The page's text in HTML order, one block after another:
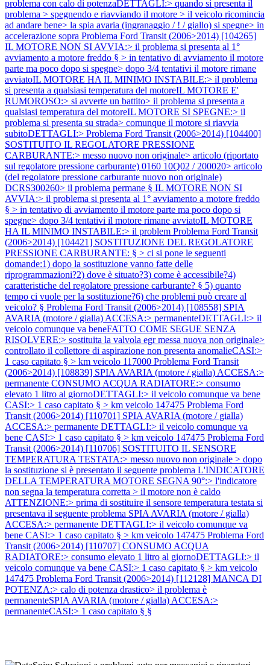
problema con calo di potenzaDETTAGLI:> quando si presenta il
problema > spegnendo e riavviando il motore > il veicolo ricomincia
ad andare bene> la spia avaria (ingranaggio / ! / giallo) si spegne> in
accelerazione sopra Problema Ford Transit (2006>2014) [104265]
IL MOTORE NON SI AVVIA:> il problema si presenta al 1°
avviamento a motore freddo § > in tentativo di avviamento il motore
parte ma poco dopo si spegne> dopo 3/4 tentativi il motore rimane
avviatoIL MOTORE HA IL MINIMO INSTABILE:> il problema
si presenta a qualsiasi temperatura del motoreIL MOTORE E'
RUMOROSO:> si avverte un battito> il problema si presenta a
qualsiasi temperatura del motoreIL MOTORE SI SPEGNE:> il
problema si presenta su strada> comunque il motore si riavvia
subitoDETTAGLI:> Problema Ford Transit (2006>2014) [104400]
SOSTITUITO IL REGOLATORE PRESSIONE
CARBURANTE:> messo nuovo non originale> articolo (riportato
sul regolatore pressione carburante) 0160 10Q02 / 200020> articolo
(del regolatore pressione carburante nuovo non originale)
DCRS300260> il problema permane § IL MOTORE NON SI
AVVIA:> il problema si presenta al 1° avviamento a motore freddo
§ > in tentativo di avviamento il motore parte ma poco dopo si
spegne> dopo 3/4 tentativi il motore rimane avviatoIL MOTORE
HA IL MINIMO INSTABILE:> il problem Problema Ford Transit
(2006>2014) [104421] SOSTITUZIONE DEL REGOLATORE
PRESSIONE CARBURANTE: § > ci si pone le seguenti
domande:1) dopo la sostituzione vanno fatte delle
riprogrammazioni?2) dove è situato?3) come è accessibile?4)
caratteristiche del regolatore pressione carburante? § 5) quanto
tempo ci vuole per la sostituzione?6) che problemi può creare al
veicolo? § Problema Ford Transit (2006>2014) [108558] SPIA
AVARIA (motore / gialla) ACCESA:> permanenteDETTAGLI:> il
veicolo comunque va beneFATTO COME SEGUE SENZA
RISOLVERE:> sostituita la valvola egr messa nuova non originale>
controllato il collettore di aspirazione non presenta anomalieCASI:>
1 caso capitato § > km veicolo 117000 Problema Ford Transit
(2006>2014) [108839] SPIA AVARIA (motore / gialla) ACCESA:>
permanente CONSUMO ACQUA RADIATORE:> consumo
elevato 1 litro al giornoDETTAGLI:> il veicolo comunque va bene
CASI:> 1 caso capitato § > km veicolo 147475 Problema Ford
Transit (2006>2014) [110701] SPIA AVARIA (motore / gialla)
ACCESA:> permanente DETTAGLI:> il veicolo comunque va
bene CASI:> 1 caso capitato § > km veicolo 147475 Problema Ford
Transit (2006>2014) [110706] SOSTITUITO IL SENSORE
TEMPERATURA TESTATA:> messo nuovo non originale > dopo
la sostituzione si è presentato il seguente problema L'INDICATORE
DELLA TEMPERATURA MOTORE SEGNA 90°:> l'indicatore
non segna la temperatura corretta > il motore non è caldo
ATTENZIONE:> prima di sostituire il sensore temperatura testata si
presentava il seguente problema SPIA AVARIA (motore / gialla)
ACCESA:> permanente DETTAGLI:> il veicolo comunque va
bene CASI:> 1 caso capitato § > km veicolo 147475 Problema Ford
Transit (2006>2014) [110707] CONSUMO ACQUA
RADIATORE:> consumo elevato 1 litro al giornoDETTAGLI:> il
veicolo comunque va bene CASI:> 1 caso capitato § > km veicolo
147475 Problema Ford Transit (2006>2014) [112128] MANCA DI
POTENZA:> calo di potenza drastico> il problema è
permanenteSPIA AVARIA (motore / gialla) ACCESA:>
permanenteCASI:> 1 caso capitato § §